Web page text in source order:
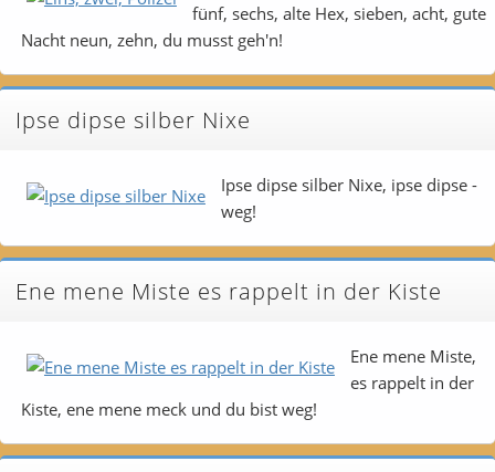
fünf, sechs, alte Hex, sieben, acht, gute
Nacht neun, zehn, du musst geh'n!
Ipse dipse silber Nixe
Ipse dipse silber Nixe, ipse dipse -
weg!
Ene mene Miste es rappelt in der Kiste
Ene mene Miste,
es rappelt in der
Kiste, ene mene meck und du bist weg!